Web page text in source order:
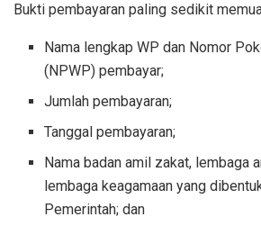
Bukti pembayaran paling sedikit
Nama lengkap WP dan Nomor
(NPWP) pembayar;
Jumlah pembayaran;
Tanggal pembayaran;
Nama badan amil zakat, lembaga
lembaga keagamaan yang
Pemerintah; dan